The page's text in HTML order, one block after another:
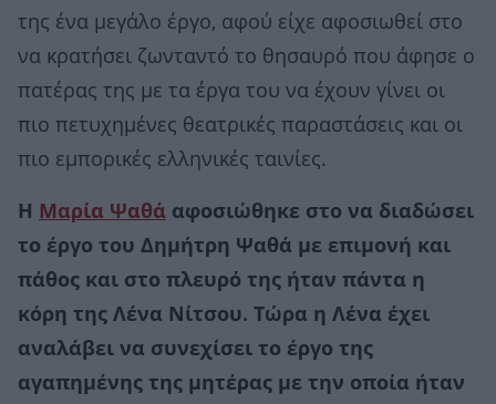
της ένα μεγάλο έργο, αφού είχε αφοσιωθεί στο
να κρατήσει ζωνταντό το θησαυρό που άφησε ο
πατέρας της με τα έργα του να έχουν γίνει οι
πιο πετυχημένες θεατρικές παραστάσεις και οι
πιο εμπορικές ελληνικές ταινίες.
Η Μαρία Ψαθά αφοσιώθηκε στο να διαδώσει
το έργο του Δημήτρη Ψαθά με επιμονή και
πάθος και στο πλευρό της ήταν πάντα η
κόρη της Λένα Νίτσου. Τώρα η Λένα έχει
αναλάβει να συνεχίσει το έργο της
αγαπημένης της μητέρας με την οποία ήταν